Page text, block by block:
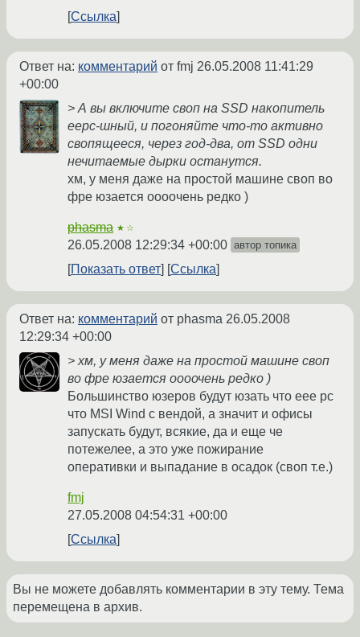
Ссылка
Ответ на: комментарий от fmj 26.05.2008 11:41:29
+00:00
> А вы включите своп на SSD накопитель
eepc-шный, и погоняйте что-то активно
свопящееся, через год-два, от SSD одни
нечитаемые дырки останутся.
хм, у меня даже на простой машине своп во
фре юзается оооочень редко )
phasma ★☆
26.05.2008 12:29:34 +00:00 автор топика
Показать ответ Ссылка
Ответ на: комментарий от phasma 26.05.2008
12:29:34 +00:00
> хм, у меня даже на простой машине своп
во фре юзается оооочень редко )
Большинство юзеров будут юзать что eee pc
что MSI Wind с вендой, а значит и офисы
запускать будут, всякие, да и еще че
потежелее, а это уже пожирание
оперативки и выпадание в осадок (своп т.е.)
fmj
27.05.2008 04:54:31 +00:00
Ссылка
Вы не можете добавлять комментарии в эту тему. Тема
перемещена в архив.